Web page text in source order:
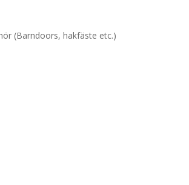
(Barndoors, hakfäste etc.)